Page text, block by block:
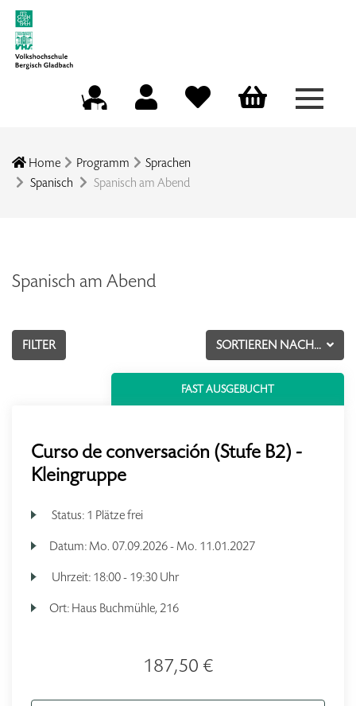
Menü
Home Programm
Sprachen
Spanisch
Spanisch am Abend
Spanisch am Abend
SORTIEREN NACH...
FILTER
FAST AUSGEBUCHT
Curso de conversación (Stufe B2) -
Kleingruppe
Status: 1 Plätze frei
Datum: Mo. 07.09.2026 - Mo. 11.01.2027
Uhrzeit: 18:00 - 19:30 Uhr
Ort: Haus Buchmühle, 216
187,50 €